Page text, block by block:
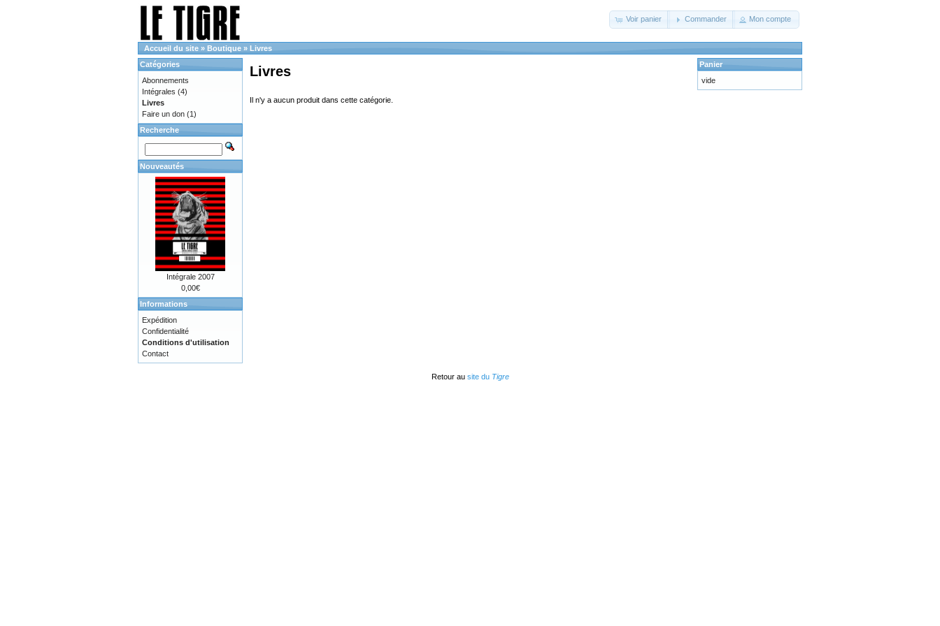
Voir panier Commander Mon compte
Accueil du site » Boutique » Livres
Livres
Il n'y a aucun produit dans cette catégorie.
Catégories
Abonnements
Intégrales (4)
Livres
Faire un don (1)
Recherche
Nouveautés
Intégrale 2007
0,00€
Informations
Expédition
Confidentialité
Conditions d'utilisation
Contact
Panier
vide
Retour au site du Tigre